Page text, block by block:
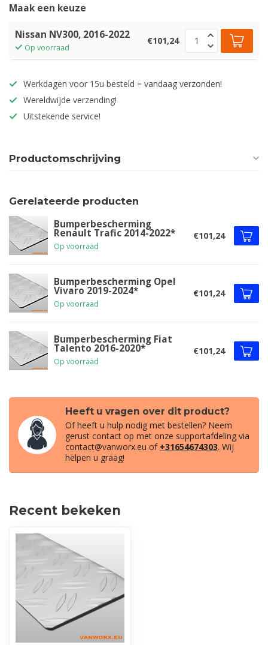
Maak een keuze
Nissan NV300, 2016-2022
Op voorraad
€101,24
Werkdagen voor 15u besteld = vandaag verzonden!
Wereldwijde verzending!
Uitstekende service!
Productomschrijving
Gerelateerde producten
Bumperbescherming
Renault Trafic 2014-2022*
Op voorraad
€101,24
Bumperbescherming Opel
Vivaro 2019-2024*
Op voorraad
€101,24
Bumperbescherming Fiat
Talento 2016-2020*
Op voorraad
€101,24
Heeft u vragen over dit product?
Of heeft u hulp nodig met bestellen? Neem
gerust contact op met onze supportafdeling via
contact@vanworx.eu of +31654674303. Wij
helpen u graag!
Recent bekeken